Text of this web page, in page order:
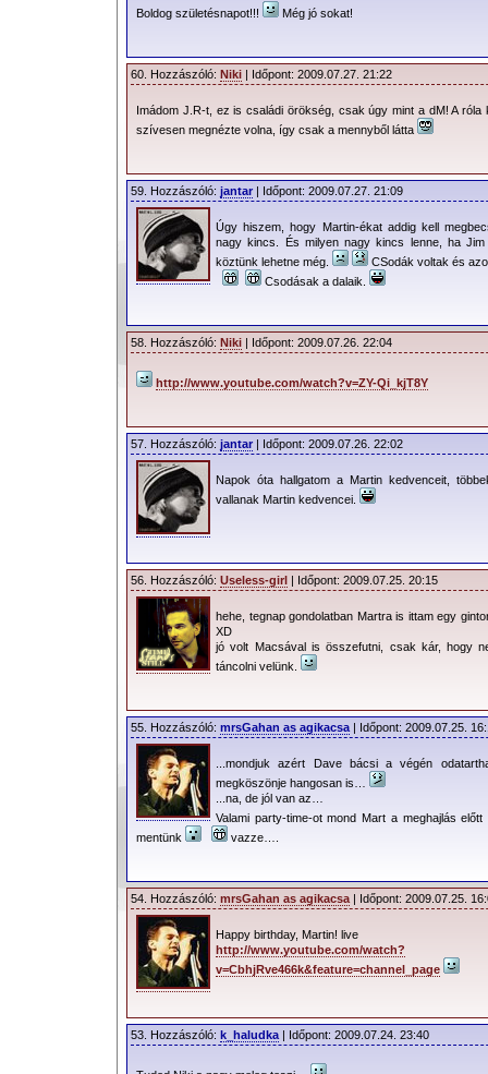
2009.07.22. 23:01 |Faith| 19185 Olvasás |66 Hozzászólás
Boldog születésnapot!!! Még jó sokat!
60. Hozzászóló: Niki | Időpont: 2009.07.27. 21:22
Imádom J.R-t, ez is családi örökség, csak úgy mint a dM! A
szívesen megnézte volna, így csak a mennyből látta
59. Hozzászóló: jantar | Időpont: 2009.07.27. 21:09
Úgy hiszem, hogy Martin-ékat addig kell
nagy kincs. És milyen nagy kincs lenne, ha
köztünk lehetne még.
CSodák voltak és
Csodásak a dalaik.
58. Hozzászóló: Niki | Időpont: 2009.07.26. 22:04
http://www.youtube.com/watch?v=ZY-Qi_kjT8Y
57. Hozzászóló: jantar | Időpont: 2009.07.26. 22:02
Napok óta hallgatom a Martin kedvenceit,
vallanak Martin kedvencei.
56. Hozzászóló: Useless-girl | Időpont: 2009.07.25. 20:15
hehe, tegnap gondolatban Martra is ittam egy
XD
jó volt Macsával is összefutni, csak kár, hogy
táncolni velünk.
55. Hozzászóló: mrsGahan as agikacsa | Időpont: 2009.07.25.
...mondjuk azért Dave bácsi a végén
megköszönje hangosan is…
...na, de jól van az…
Valami party-time-ot mond Mart a meghajlás előtt
mentünk
vazze….
54. Hozzászóló: mrsGahan as agikacsa | Időpont: 2009.07.25.
Happy birthday, Martin! live
http://www.youtube.com/watch?
v=CbhjRve466k&feature=channel_page
53. Hozzászóló: k_haludka | Időpont: 2009.07.24. 23:40